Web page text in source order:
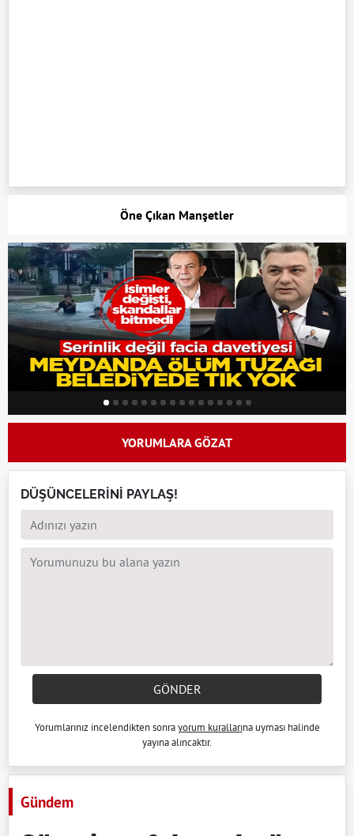
Öne Çıkan Manşetler
YORUMLARA GÖZAT
DÜŞÜNCELERİNİ PAYLAŞ!
GÖNDER
Yorumlarınız incelendikten sonrayorum kurallarına uyması halinde
yayına alıncaktır.
Gündem